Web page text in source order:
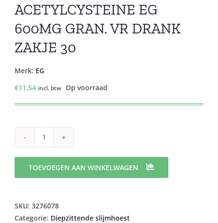
ACETYLCYSTEINE EG
600MG GRAN. VR DRANK
ZAKJE 30
Merk: EG
€11,54 incl. btw Op voorraad
ACETYLCYSTEINE
600MG
GRAN.
DRANK
ZAKJE
TOEVOEGEN AAN WINKELWAGEN
SKU: 3276078
Categorie: Diepzittende slijmhoest